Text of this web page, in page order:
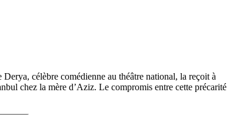
célèbre comédienne au théâtre national, la reçoit à
chez la mère d’Aziz. Le compromis entre cette précarité